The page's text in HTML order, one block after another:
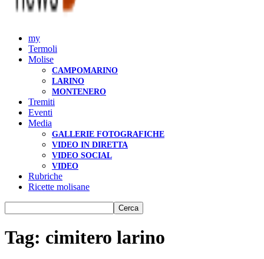
my
Termoli
Molise
CAMPOMARINO
LARINO
MONTENERO
Tremiti
Eventi
Media
GALLERIE FOTOGRAFICHE
VIDEO IN DIRETTA
VIDEO SOCIAL
VIDEO
Rubriche
Ricette molisane
Tag: cimitero larino